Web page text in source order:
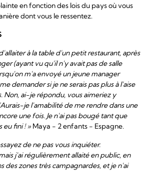
en fonction des lois du pays où vous
dont vous le ressentez.
à la table d'un petit restaurant, après
(ayant vu qu'il n'y avait pas de salle
m'a envoyé un jeune manager
demander si je ne serais pas plus à l'aise
Non, ai-je répondu, vous aimeriez y
je l'amabilité de me rendre dans une
une fois. Je n'ai pas bougé tant que
eu fini ! » Maya - 2 enfants - Espagne.
de ne pas vous inquiéter.
j'ai régulièrement allaité en public, en
des zones très campagnardes, et je n'ai